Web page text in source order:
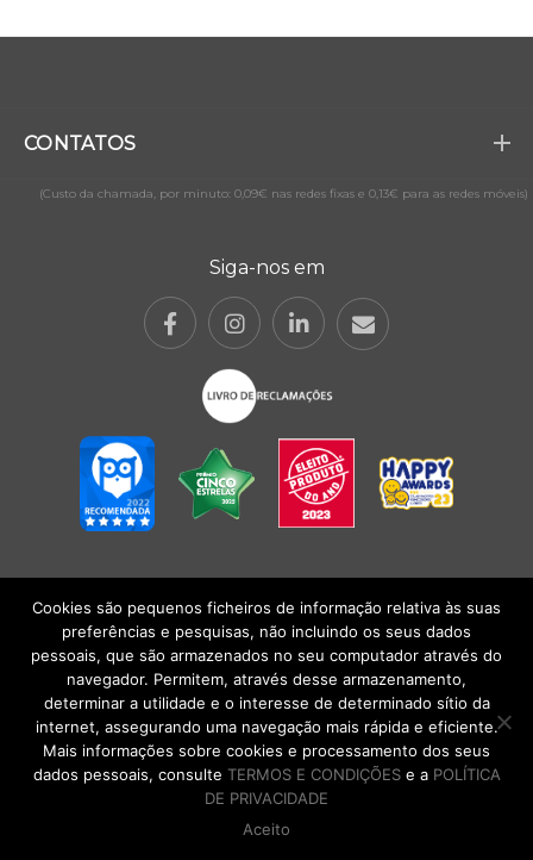
CONTATOS
(Custo da chamada, por minuto: 0,09€ nas redes fixas e 0,13€ para as redes móveis)
Siga-nos em
POLÍTICA DE PRIVACIDADE|TERMOS E CONDIÇÕESlCONDIÇÕES
GERAIS DE VENDA| Alberto Oculista, SA 2026. Todos os direitos reservados.
Cookies são pequenos ficheiros de informação relativa às suas
preferências e pesquisas, não incluindo os seus dados
pessoais, que são armazenados no seu computador através do
navegador. Permitem, através desse armazenamento,
determinar a utilidade e o interesse de determinado sítio da
internet, assegurando uma navegação mais rápida e eficiente.
Mais informações sobre cookies e processamento dos seus
dados pessoais, consulte TERMOS E CONDIÇÕESe a POLÍTICA
DE PRIVACIDADE
Aceito